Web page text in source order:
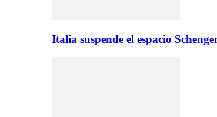
Italia suspende el espacio